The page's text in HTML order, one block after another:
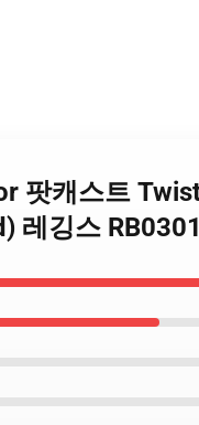
팟캐스트
레깅스 RB0301